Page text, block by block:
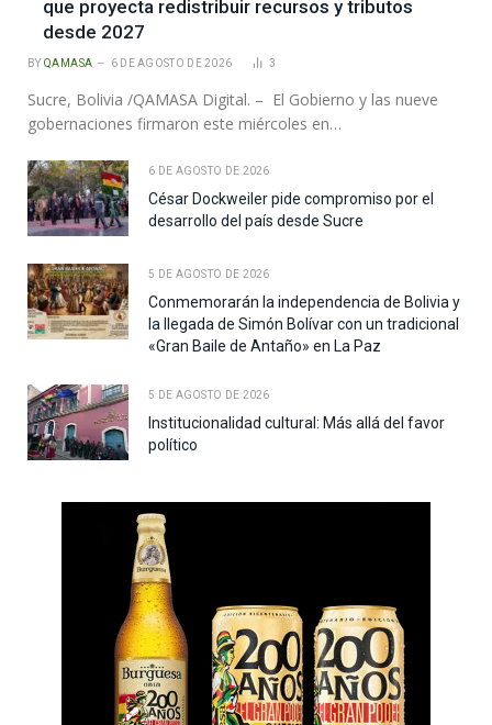
que proyecta redistribuir recursos y tributos
desde 2027
BY QAMASA 6 DE AGOSTO DE 2026 3
Sucre, Bolivia /QAMASA Digital. – El Gobierno y las nueve
gobernaciones firmaron este miércoles en…
6 DE AGOSTO DE 2026
César Dockweiler pide compromiso por el
desarrollo del país desde Sucre
5 DE AGOSTO DE 2026
Conmemorarán la independencia de Bolivia y
la llegada de Simón Bolívar con un tradicional
«Gran Baile de Antaño» en La Paz
5 DE AGOSTO DE 2026
Institucionalidad cultural: Más allá del favor
político